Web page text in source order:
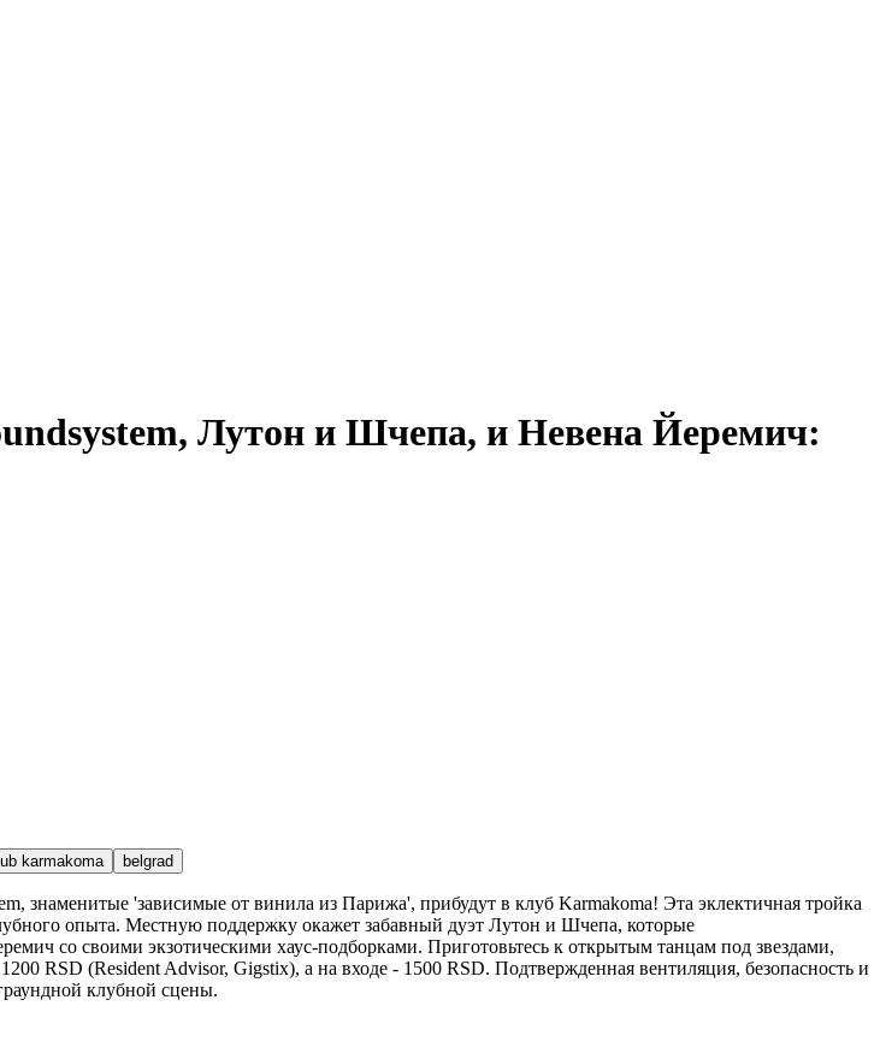
Лутон и Шчепа, и Невена Йеремич:
karmakoma belgrad
знаменитые 'зависимые от винила из Парижа', прибудут в клуб Karmakoma! Эта эклектичная тройка
опыта. Местную поддержку окажет забавный дуэт Лутон и Шчепа, которые
со своими экзотическими хаус-подборками. Приготовьтесь к открытым танцам под звездами,
RSD (Resident Advisor, Gigstix), а на входе - 1500 RSD. Подтвержденная вентиляция, безопасность и
клубной сцены.